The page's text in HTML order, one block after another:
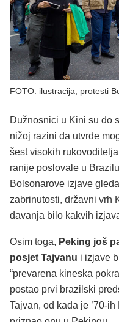
FOTO: ilustracija, protesti
Dužnosnici u Kini su do
nižoj razini da utvrde
šest visokih
ranije poslovale u
Bolsonarove izjave
zabrinutosti, državni vrh
davanja bilo kakvih
Osim toga, Peking još
posjet Tajvanu i izjave
“prevarena kineska
postao prvi brazilski
Tajvan, od kada je ’70-